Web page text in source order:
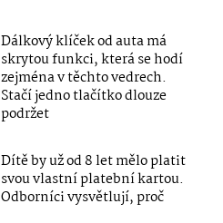
Dálkový klíček od auta má
skrytou funkci, která se hodí
zejména v těchto vedrech.
Stačí jedno tlačítko dlouze
podržet
Dítě by už od 8 let mělo platit
svou vlastní platební kartou.
Odborníci vysvětlují, proč